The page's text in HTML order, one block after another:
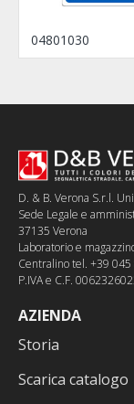
04801030
D. & B. Verona S.r.l.
Sede Legale e
37135 Verona
Laboratorio e
Centralino tel. +39
P.IVA e C.F.
AZIENDA
Storia
Scarica catalogo